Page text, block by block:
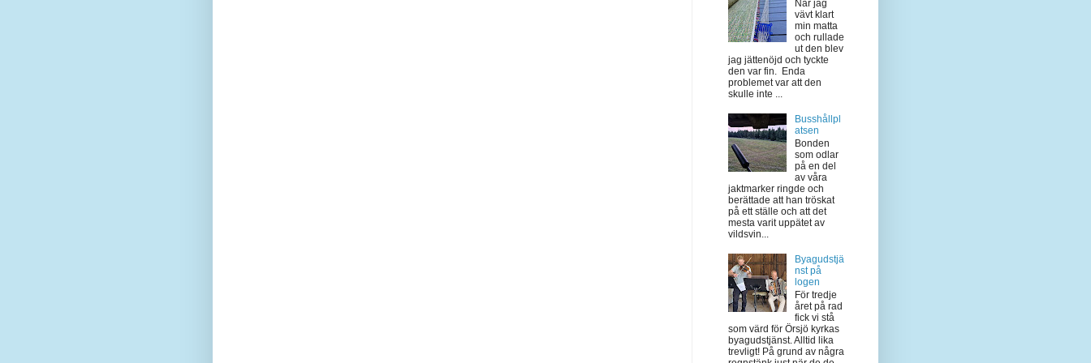
När jag
vävt klart
min matta
och rullade
ut den blev
jag jättenöjd och tyckte
den var fin. Enda
problemet var att den
skulle inte ...
Busshållpl
atsen
Bonden
som odlar
på en del
av våra
jaktmarker ringde och
berättade att han tröskat
på ett ställe och att det
mesta varit uppätet av
vildsvin...
Byagudstjä
nst på
logen
För tredje
året på rad
fick vi stå
som värd för Örsjö kyrkas
byagudstjänst. Alltid lika
trevligt! På grund av några